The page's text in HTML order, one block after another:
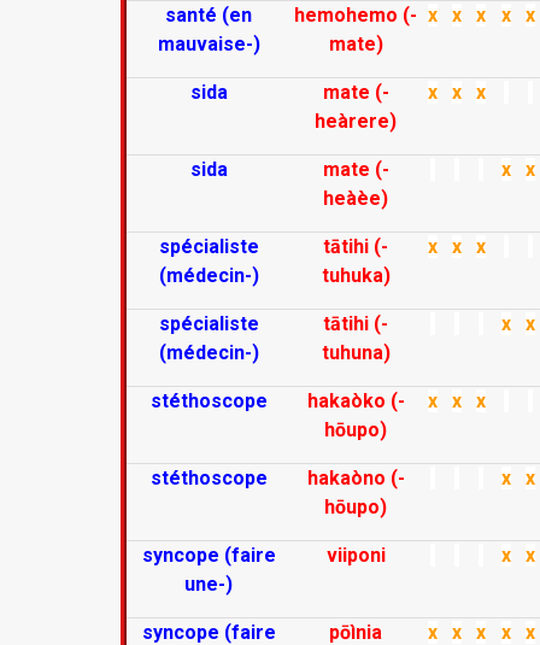
santé (en
mauvaise-)
hemohemo (-
mate)
x x x x x
sida
mate (-
heàrere)
x x x
sida
mate (-
heàèe)
x x
spécialiste
(médecin-)
tātihi (-
tuhuka)
x x x
spécialiste
(médecin-)
tātihi (-
tuhuna)
x x
stéthoscope
hakaòko (-
hōupo)
x x x
stéthoscope
hakaòno (-
hōupo)
x x
syncope (faire
une-)
viiponi x x
syncope (faire
pōìnia x x x x x